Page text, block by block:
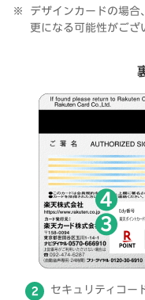
デザインカードの場合
更になる可能性がござ
セキュリティコー